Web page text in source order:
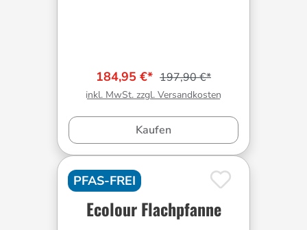
184,95 €* 197,90 €*
inkl. MwSt. zzgl. Versandkosten
Kaufen
PFAS-FREI
Ecolour Flachpfanne